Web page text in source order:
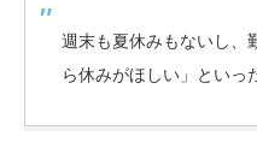
週末も夏休みもないし、
ら休みがほしい」といっ